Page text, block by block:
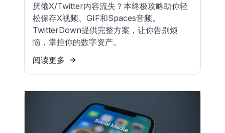
厌倦X/Twitter内容流失？本终极攻略助你轻
松保存X视频、GIF和Spaces音频。
TwitterDown提供完整方案，让你告别烦
恼，掌控你的数字资产。
阅读更多